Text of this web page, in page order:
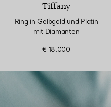
Tiffany
Ring in Gelbgold und Platin
mit Diamanten
€ 18.000